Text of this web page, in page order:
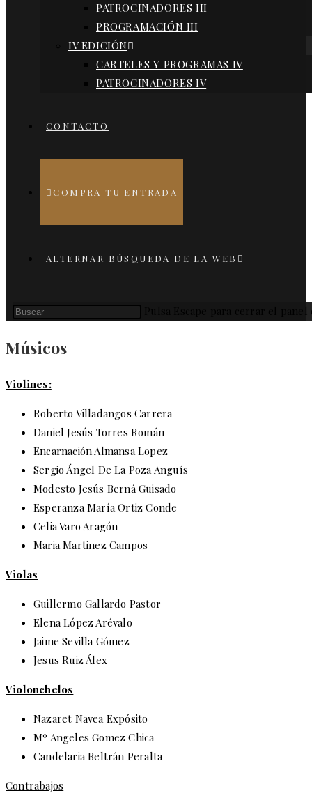
PATROCINADORES III
PROGRAMACIÓN III
IV EDICIÓN
CARTELES Y PROGRAMAS IV
PATROCINADORES IV
CONTACTO
COMPRA TU ENTRADA
ALTERNAR BÚSQUEDA DE LA WEB
Pulsa Escape para cerrar el
Músicos
Violines:
Roberto Villadangos Carrera
Daniel Jesús Torres Román
Encarnación Almansa Lopez
Sergio Ángel De La Poza Anguís
Modesto Jesús Berná Guisado
Esperanza María Ortiz Conde
Celia Varo Aragón
Maria Martinez Campos
Violas
Guillermo Gallardo Pastor
Elena López Arévalo
Jaime Sevilla Gómez
Jesus Ruiz Álex
Violonchelos
Nazaret Navea Expósito
Mº Angeles Gomez Chica
Candelaria Beltrán Peralta
Contrabajos